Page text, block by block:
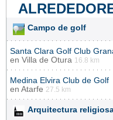
Campo de golf
Santa Clara Golf Club
en Villa de Otura 16.8 km
Medina Elvira Club de Golf
en Atarfe 27.5 km
Arquitectura